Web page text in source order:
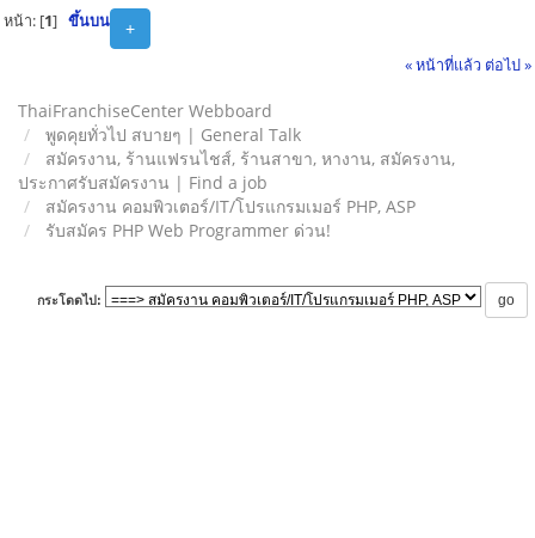
+
หน้า: [1] ขึ้นบน
« หน้าที่แล้ว ต่อไป »
ThaiFranchiseCenter Webboard
พูดคุยทั่วไป สบายๆ | General Talk
สมัครงาน, ร้านแฟรนไชส์, ร้านสาขา, หางาน, สมัครงาน,
ประกาศรับสมัครงาน | Find a job
สมัครงาน คอมพิวเตอร์/IT/โปรแกรมเมอร์ PHP, ASP
รับสมัคร PHP Web Programmer ด่วน!
กระโดดไป: